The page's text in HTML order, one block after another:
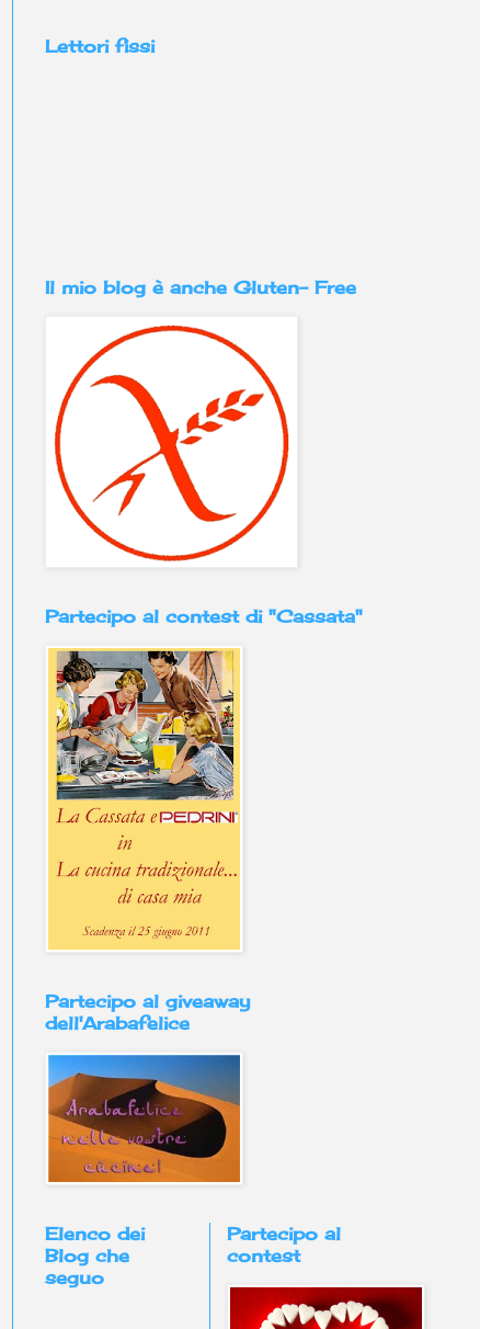
Lettori fissi
Il mio blog è anche Gluten- Free
Partecipo al contest di "Cassata"
Partecipo al giveaway
dell'Arabafelice
Elenco dei
Blog che
seguo
Partecipo al
contest